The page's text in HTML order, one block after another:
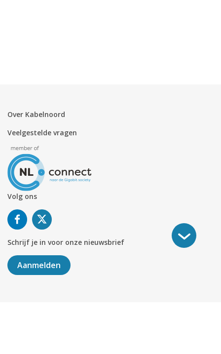
Over Kabelnoord
Veelgestelde vragen
Volg ons
Schrijf je in voor onze nieuwsbrief
Aanmelden